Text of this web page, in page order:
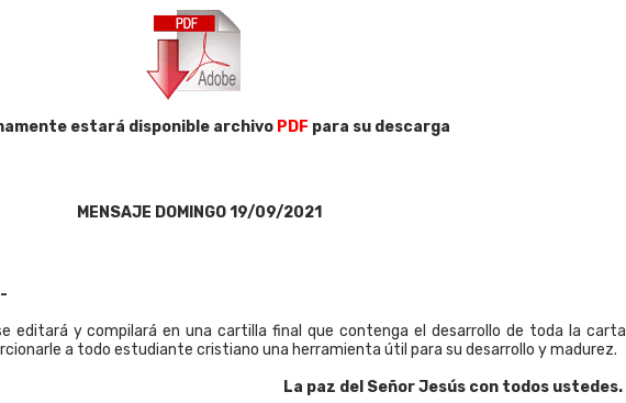
estará disponible archivo PDF para su descarga
MENSAJE DOMINGO 19/09/2021
editará y compilará en una cartilla final que contenga el desarrollo de toda la carta
a todo estudiante cristiano una herramienta útil para su desarrollo y madurez.
La paz del Señor Jesús con todos ustedes.